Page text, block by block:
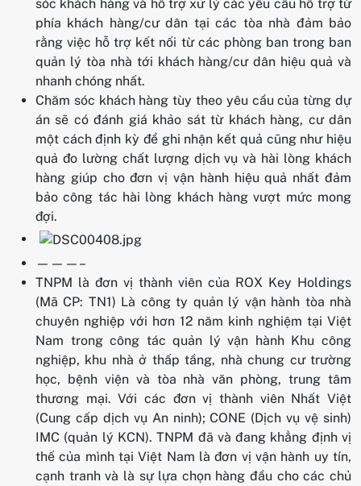
sóc khách hàng và hỗ trợ xử lý các yêu cầu hỗ trợ từ
phía khách hàng/cư dân tại các tòa nhà đảm bảo
rằng việc hỗ trợ kết nối từ các phòng ban trong ban
quản lý tòa nhà tới khách hàng/cư dân hiệu quả và
nhanh chóng nhất.
Chăm sóc khách hàng tùy theo yêu cầu của từng dự
án sẽ có đánh giá khảo sát từ khách hàng, cư dân
một cách định kỳ để ghi nhận kết quả cũng như hiệu
quả đo lường chất lượng dịch vụ và hài lòng khách
hàng giúp cho đơn vị vận hành hiệu quả nhất đảm
bảo công tác hài lòng khách hàng vượt mức mong
đợi.
———–
TNPM là đơn vị thành viên của ROX Key Holdings
(Mã CP: TN1) Là công ty quản lý vận hành tòa nhà
chuyên nghiệp với hơn 12 năm kinh nghiệm tại Việt
Nam trong công tác quản lý vận hành Khu công
nghiệp, khu nhà ở thấp tầng, nhà chung cư trường
học, bệnh viện và tòa nhà văn phòng, trung tâm
thương mại. Với các đơn vị thành viên Nhất Việt
(Cung cấp dịch vụ An ninh); CONE (Dịch vụ vệ sinh)
IMC (quản lý KCN). TNPM đã và đang khẳng định vị
thế của mình tại Việt Nam là đơn vị vận hành uy tín,
cạnh tranh và là sự lựa chọn hàng đầu cho các chủ